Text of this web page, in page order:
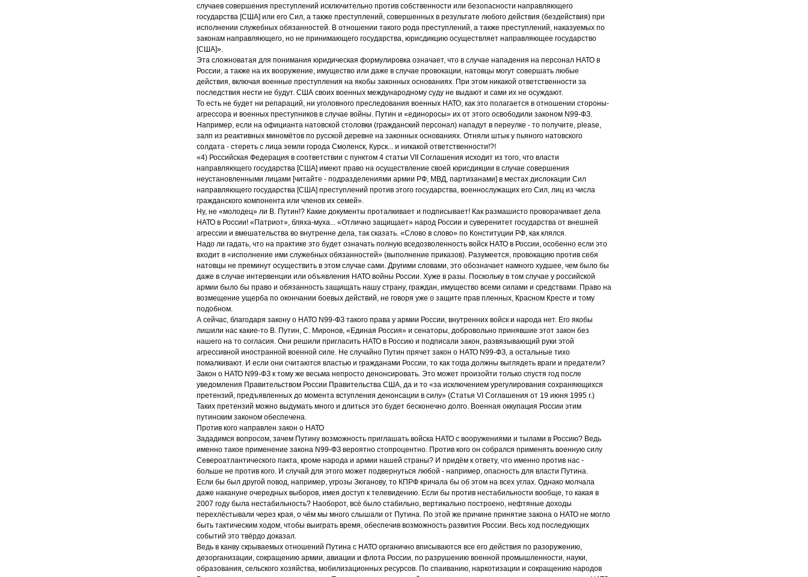
случаев совершения преступлений исключительно против собственности или безопасности направляющего
государства [США] или его Сил, а также преступлений, совершенных в результате любого действия (бездействия) при
исполнении служебных обязанностей. В отношении такого рода преступлений, а также преступлений, наказуемых по
законам направляющего, но не принимающего государства, юрисдикцию осуществляет направляющее государство
[США]».
Эта сложноватая для понимания юридическая формулировка означает, что в случае нападения на персонал НАТО в
России, а также на их вооружение, имущество или даже в случае провокации, натовцы могут совершать любые
действия, включая военные преступления на якобы законных основаниях. При этом никакой ответственности за
последствия нести не будут. США своих военных международному суду не выдают и сами их не осуждают.
То есть не будет ни репараций, ни уголовного преследования военных НАТО, как это полагается в отношении стороны-
агрессора и военных преступников в случае войны. Путин и «единоросы» их от этого освободили законом N99-ФЗ.
Например, если на официанта натовской столовки (гражданский персонал) нападут в переулке - то получите, please,
залп из реактивных миномётов по русской деревне на законных основаниях. Отняли штык у пьяного натовского
солдата - стереть с лица земли города Смоленск, Курск... и никакой ответственности!?!
«4) Российская Федерация в соответствии с пунктом 4 статьи VII Соглашения исходит из того, что власти
направляющего государства [США] имеют право на осуществление своей юрисдикции в случае совершения
неустановленными лицами [читайте - подразделениями армии РФ, МВД, партизанами] в местах дислокации Сил
направляющего государства [США] преступлений против этого государства, военнослужащих его Сил, лиц из числа
гражданского компонента или членов их семей».
Ну, не «молодец» ли В. Путин!? Какие документы проталкивает и подписывает! Как размашисто проворачивает дела
НАТО в России! «Патриот», бляха-муха... «Отлично защищает» народ России и суверенитет государства от внешней
агрессии и вмешательства во внутренне дела, так сказать. «Слово в слово» по Конституции РФ, как клялся.
Надо ли гадать, что на практике это будет означать полную вседозволенность войск НАТО в России, особенно если это
входит в «исполнение ими служебных обязанностей» (выполнение приказов). Разумеется, провокацию против себя
натовцы не преминут осуществить в этом случае сами. Другими словами, это обозначает намного худшее, чем было бы
даже в случае интервенции или объявления НАТО войны России. Хуже в разы. Поскольку в том случае у российской
армии было бы право и обязанность защищать нашу страну, граждан, имущество всеми силами и средствами. Право на
возмещение ущерба по окончании боевых действий, не говоря уже о защите прав пленных, Красном Кресте и тому
подобном.
А сейчас, благодаря закону о НАТО N99-ФЗ такого права у армии России, внутренних войск и народа нет. Его якобы
лишили нас какие-то В. Путин, С. Миронов, «Единая Россия» и сенаторы, добровольно принявшие этот закон без
нашего на то согласия. Они решили пригласить НАТО в Россию и подписали закон, развязывающий руки этой
агрессивной иностранной военной силе. Не случайно Путин прячет закон о НАТО N99-ФЗ, а остальные тихо
помалкивают. И если они считаются властью и гражданами России, то как тогда должны выглядеть враги и предатели?
Закон о НАТО N99-ФЗ к тому же весьма непросто денонсировать. Это может произойти только спустя год после
уведомления Правительством России Правительства США, да и то «за исключением урегулирования сохраняющихся
претензий, предъявленных до момента вступления денонсации в силу» (Статья VI Соглашения от 19 июня 1995 г.)
Таких претензий можно выдумать много и длиться это будет бесконечно долго. Военная оккупация России этим
путинским законом обеспечена.
Против кого направлен закон о НАТО
Зададимся вопросом, зачем Путину возможность приглашать войска НАТО с вооружениями и тылами в Россию? Ведь
именно такое применение закона N99-ФЗ вероятно стопроцентно. Против кого он собрался применять военную силу
Североатлантического пакта, кроме народа и армии нашей страны? И придём к ответу, что именно против нас -
больше не против кого. И случай для этого может подвернуться любой - например, опасность для власти Путина.
Если бы был другой повод, например, угрозы Зюганову, то КПРФ кричала бы об этом на всех углах. Однако молчала
даже накануне очередных выборов, имея доступ к телевидению. Если бы против нестабильности вообще, то какая в
2007 году была нестабильность? Наоборот, всё было стабильно, вертикально построено, нефтяные доходы
перехлёстывали через края, о чём мы много слышали от Путина. По этой же причине принятие закона о НАТО не могло
быть тактическим ходом, чтобы выиграть время, обеспечив возможность развития России. Весь ход последующих
событий это твёрдо доказал.
Ведь в канву скрываемых отношений Путина с НАТО органично вписываются все его действия по разоружению,
дезорганизации, сокращению армии, авиации и флота России, по разрушению военной промышленности, науки,
образования, сельского хозяйства, мобилизационных ресурсов. По спаиванию, наркотизации и сокращению народов